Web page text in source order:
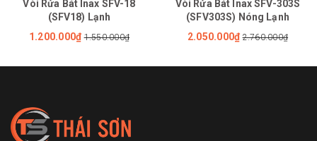
Vòi Rửa Bát Inax SFV-18
(SFV18) Lạnh
1.200.000₫ 1.550.000₫
Vòi Rửa Bát Inax SFV-303S
(SFV303S) Nóng Lạnh
2.050.000₫ 2.760.000₫